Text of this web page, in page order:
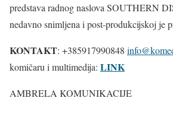
predstava radnog naslova SOUTHERN
nedavno snimljena i post-produkcijskoj je
KONTAKT: +385917990848
komičaru i multimedija: LINK
AMBRELA KOMUNIKACIJE